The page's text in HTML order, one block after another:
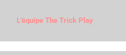
L'équipe The Trick Play